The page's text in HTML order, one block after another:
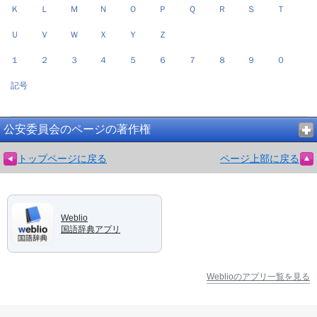
Ｋ Ｌ Ｍ Ｎ Ｏ Ｐ Ｑ Ｒ Ｓ Ｔ
Ｕ Ｖ Ｗ Ｘ Ｙ Ｚ
１ ２ ３ ４ ５ ６ ７ ８ ９ ０
記号
公安委員会のページの著作権
トップページに戻る ページ上部に戻る
Weblio
国語辞典アプリ
Weblioのアプリ一覧を見る